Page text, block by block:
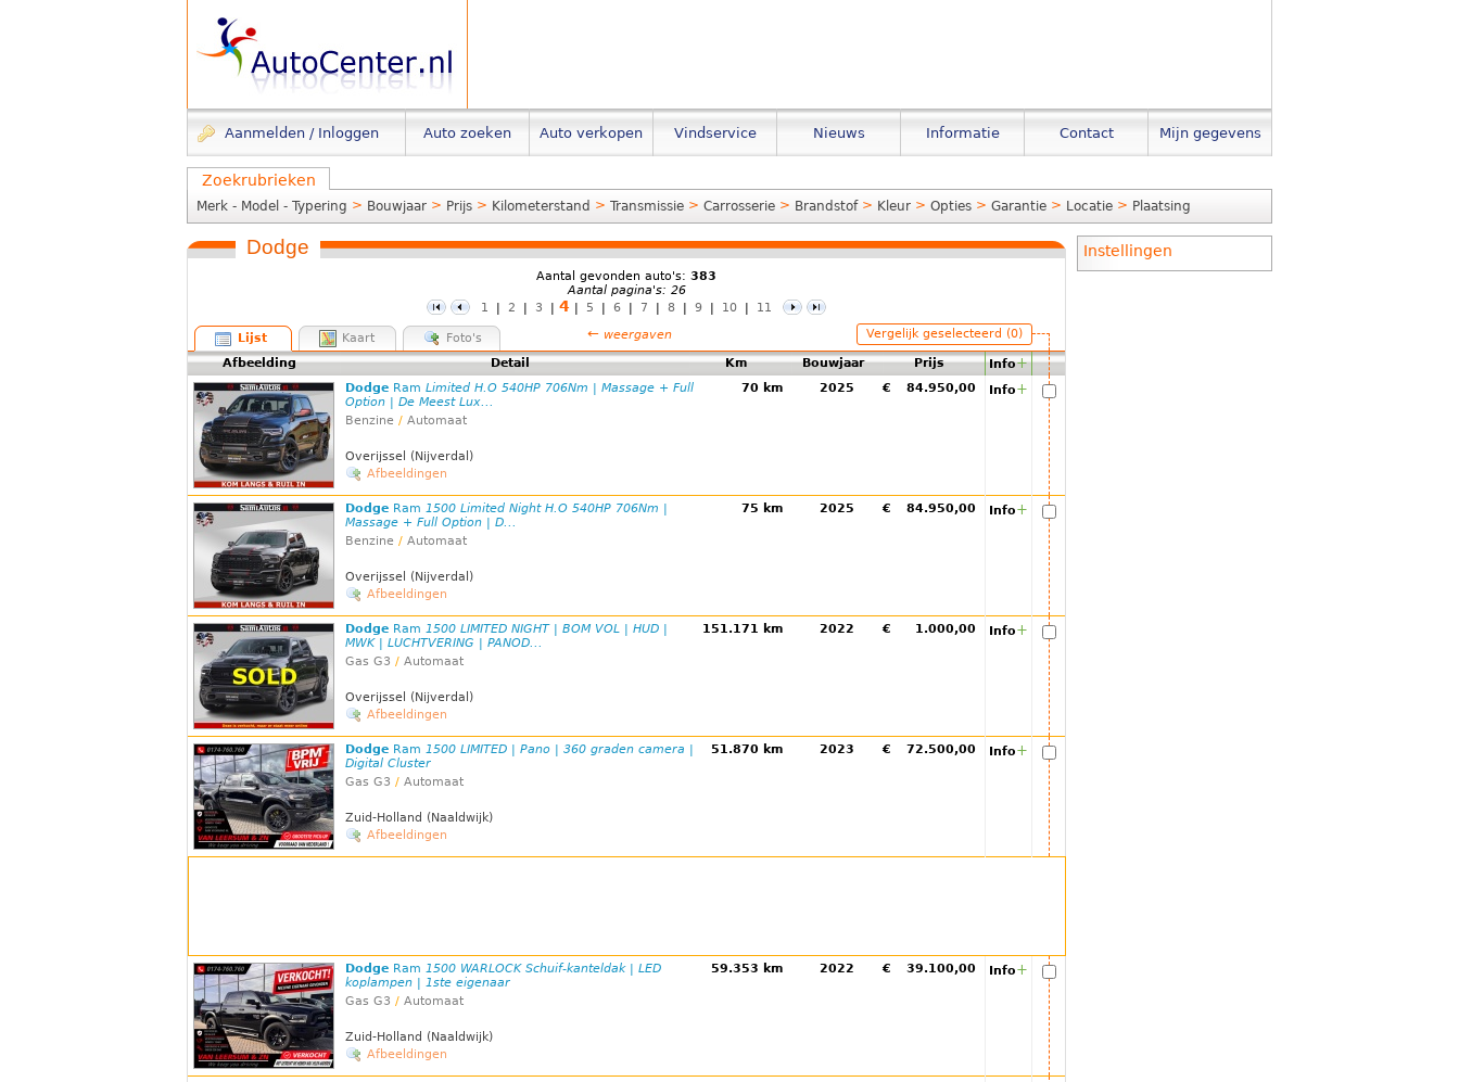
Aanmelden / Inloggen Auto zoeken Auto verkopen Vindservice Nieuws Informatie Contact Mijn gegevens
Zoekrubrieken
Merk - Model - Typering > Bouwjaar > Prijs > Kilometerstand > Transmissie > Carrosserie > Brandstof > Kleur > Opties > Garantie > Locatie > Plaatsing
Dodge
Aantal gevonden auto's: 383
Aantal pagina's: 26
1
| 2 | 3 | 4 | 5 | 6 | 7 | 8 | 9 | 10 | 11
Lijst Kaart Foto's ← weergaven Vergelijk geselecteerd (0)
Afbeelding Detail Km Bouwjaar Prijs Info+
Dodge Ram Limited H.O 540HP 706Nm | Massage + Full
Option | De Meest Lux...
Benzine / Automaat
Overijssel (Nijverdal)
Afbeeldingen
70 km 2025 € 84.950,00 Info+
Dodge Ram 1500 Limited Night H.O 540HP 706Nm |
Massage + Full Option | D...
Benzine / Automaat
Overijssel (Nijverdal)
Afbeeldingen
75 km 2025 € 84.950,00 Info+
Dodge Ram 1500 LIMITED NIGHT | BOM VOL | HUD |
MWK | LUCHTVERING | PANOD...
Gas G3 / Automaat
Overijssel (Nijverdal)
Afbeeldingen
151.171 km 2022 € 1.000,00 Info+
Dodge Ram 1500 LIMITED | Pano | 360 graden camera |
Digital Cluster
Gas G3 / Automaat
Zuid-Holland (Naaldwijk)
Afbeeldingen
51.870 km 2023 € 72.500,00 Info+
Dodge Ram 1500 WARLOCK Schuif-kanteldak | LED
koplampen | 1ste eigenaar
Gas G3 / Automaat
Zuid-Holland (Naaldwijk)
Afbeeldingen
59.353 km 2022 € 39.100,00 Info+
Instellingen